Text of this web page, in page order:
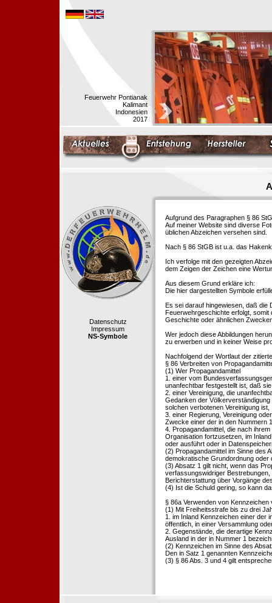
Feuerwehr Pontianak
Kalimant
Indonesien
2017
Datenschutz
Impressum
NS-Symbole
Aufgrund des Paragraphen § 86
Auf meiner Website sind diverse
üblichen Abzeichen versehen sind.
Nach § 86 StGB ist u.a. das
Ich verfolge mit den gezeigten
dem Zeigen der Zeichen eine
Aus diesem Grund erkläre ich:
Die hier dargestellten Symbole
Es sei darauf hingewiesen, daß die
Feuerwehrgeschichte erfolgt,
Geschichte oder ähnlichen
Wer jedoch diese Abbildungen
zu erwerben und in keiner Weise
Nachfolgend der Wortlaut der
§ 86 Verbreiten von
(1) Wer Propagandamittel
1. einer vom
unanfechtbar festgestellt ist, daß
2. einer Vereinigung, die
Gedanken der
solchen verbotenen Vereinigung ist,
3. einer Regierung, Vereinigung
Zwecke einer der in den Nummern
4. Propagandamittel, die nach
Organisation fortzusetzen, im
oder ausführt oder in
(2) Propagandamittel im Sinne des
demokratische Grundordnung oder
(3) Absatz 1 gilt nicht, wenn das
verfassungswidriger
Berichterstattung über Vorgänge
(4) Ist die Schuld gering, so kann
§ 86a Verwenden von
(1) Mit Freiheitsstrafe bis zu drei
1. im Inland Kennzeichen einer der
öffentlich, in einer Versammlung
2. Gegenstände, die derartige
Ausland in der in Nummer 1
(2) Kennzeichen im Sinne des
Den in Satz 1 genannten
(3) § 86 Abs. 3 und 4 gilt